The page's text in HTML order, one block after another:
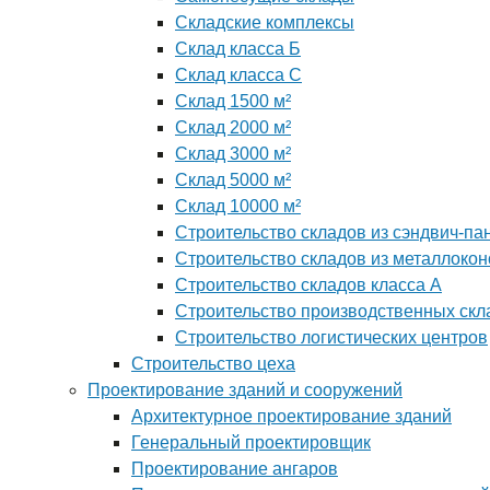
Складские комплексы
Склад класса Б
Склад класса С
Склад 1500 м²
Склад 2000 м²
Склад 3000 м²
Склад 5000 м²
Склад 10000 м²
Строительство складов из сэндвич-
Строительство складов из
Строительство складов класса А
Строительство производственных
Строительство логистических центров
Строительство цеха
Проектирование зданий и сооружений
Архитектурное проектирование зданий
Генеральный проектировщик
Проектирование ангаров